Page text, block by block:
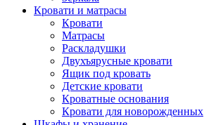
Кровати и матрасы
Кровати
Матрасы
Раскладушки
Двухъярусные кровати
Ящик под кровать
Детские кровати
Кроватные основания
Кровати для новорожденных